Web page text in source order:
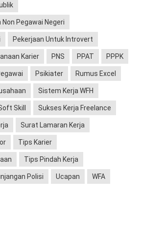
Pegawai Negeri
Pekerjaan Untuk Introvert
Karier PNS PPAT PPPK
Psikiater Rumus Excel
Sistem Kerja WFH
Skill Sukses Kerja Freelance
Surat Lamaran Kerja
Tips Karier
Tips Pindah Kerja
Polisi Ucapan WFA